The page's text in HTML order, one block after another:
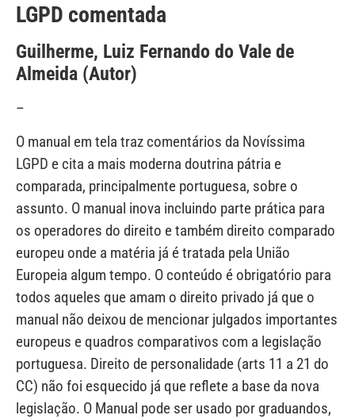
LGPD comentada
Guilherme, Luiz Fernando do Vale de
Almeida (Autor)
–
O manual em tela traz comentários da Novíssima
LGPD e cita a mais moderna doutrina pátria e
comparada, principalmente portuguesa, sobre o
assunto. O manual inova incluindo parte prática para
os operadores do direito e também direito comparado
europeu onde a matéria já é tratada pela União
Europeia algum tempo. O conteúdo é obrigatório para
todos aqueles que amam o direito privado já que o
manual não deixou de mencionar julgados importantes
europeus e quadros comparativos com a legislação
portuguesa. Direito de personalidade (arts 11 a 21 do
CC) não foi esquecido já que reflete a base da nova
legislação. O Manual pode ser usado por graduandos,